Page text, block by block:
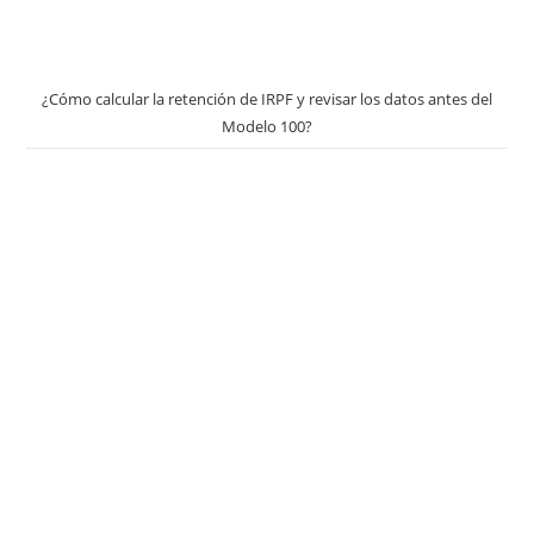
¿Cómo calcular la retención de IRPF y revisar los datos antes del
Modelo 100?